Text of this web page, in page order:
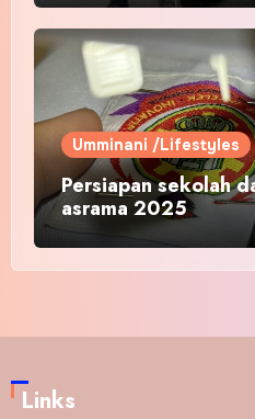
Umminani /Lifestyles
Persiapan sekolah
asrama 2025
Links